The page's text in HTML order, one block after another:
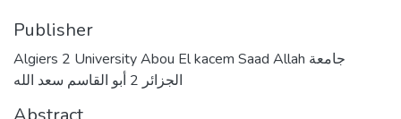
Publisher
Algiers 2 University Abou El kacem Saad Allah جامعة
الجزائر 2 أبو القاسم سعد الله